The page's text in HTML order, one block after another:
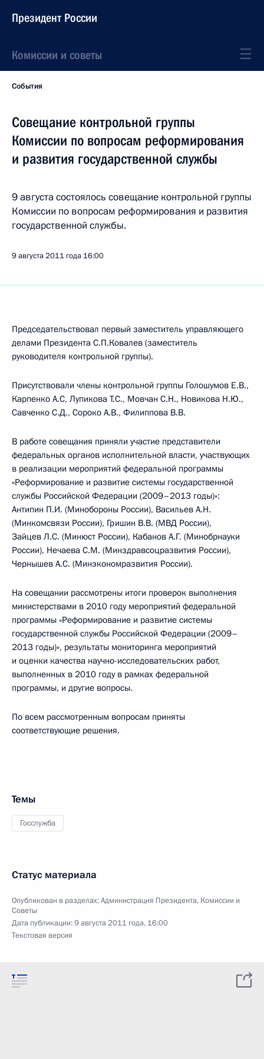
Президент России
Комиссии и советы
События
Совещание контрольной группы
Комиссии по вопросам реформирования
и развития государственной службы
9 августа состоялось совещание контрольной группы
Комиссии по вопросам реформирования и развития
государственной службы.
9 августа 2011 года 16:00
Председательствовал первый заместитель управляющего
делами Президента С.П.Ковалев (заместитель
руководителя контрольной группы).
Присутствовали члены контрольной группы Голошумов Е.В.,
Карпенко А.С, Лупикова Т.С., Мовчан С.Н., Новикова Н.Ю.,
Савченко С.Д., Сороко А.В., Филиппова В.В.
В работе совещания приняли участие представители
федеральных органов исполнительной власти, участвующих
в реализации мероприятий федеральной программы
«Реформирование и развитие системы государственной
службы Российской Федерации (2009–2013 годы)»:
Антипин П.И. (Минобороны России), Васильев А.Н.
(Минкомсвязи России), Гришин В.В. (МВД России),
Зайцев Л.С. (Минюст России), Кабанов А.Г. (Минобрнауки
России), Нечаева С.М. (Минздравсоцразвития России),
Чернышев А.С. (Минэкономразвития России).
На совещании рассмотрены итоги проверок выполнения
министерствами в 2010 году мероприятий федеральной
программы «Реформирование и развитие системы
государственной службы Российской Федерации (2009–
2013 годы)», результаты мониторинга мероприятий
и оценки качества научно-исследовательских работ,
выполненных в 2010 году в рамках федеральной
программы, и другие вопросы.
По всем рассмотренным вопросам приняты
соответствующие решения.
Темы
Госслужба
Статус материала
Опубликован в разделах:Администрация Президента, Комиссии и
Советы
Дата публикации:9 августа 2011 года, 16:00
Текстовая версия